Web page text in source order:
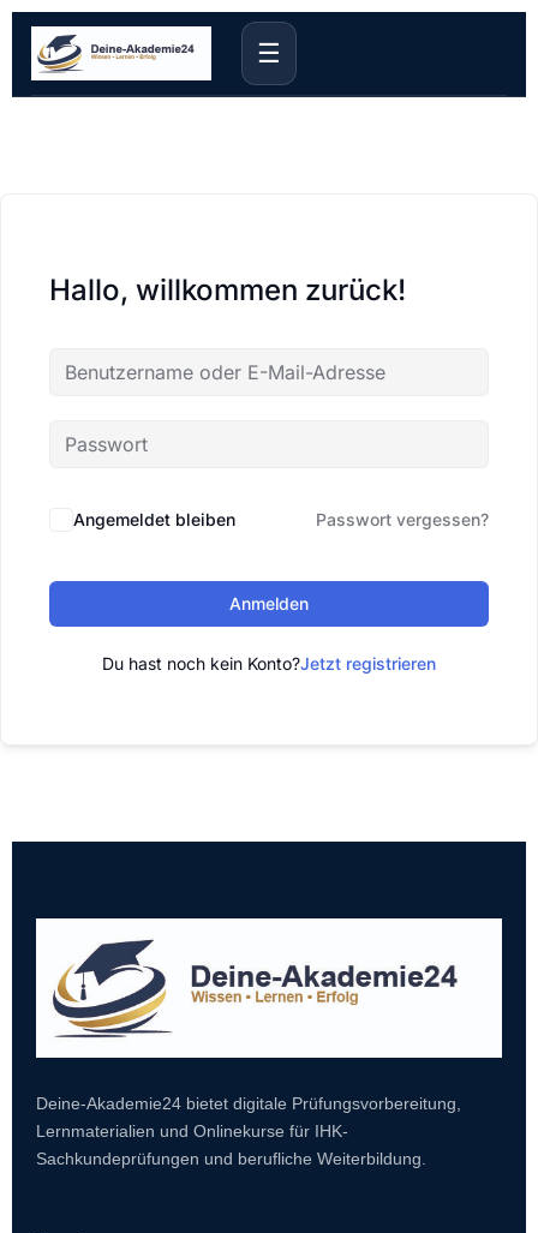
☰
Hallo, willkommen zurück!
Angemeldet bleiben Passwort vergessen?
Anmelden
Du hast noch kein Konto?Jetzt registrieren
Deine-Akademie24 bietet digitale Prüfungsvorbereitung,
Lernmaterialien und Onlinekurse für IHK-
Sachkundeprüfungen und berufliche Weiterbildung.